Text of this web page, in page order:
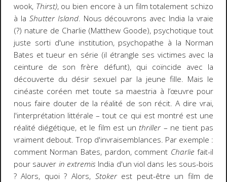
wook, Thirst), ou bien encore à un film totalement schizo
à la Shutter Island. Nous découvrons avec India la vraie
(?) nature de Charlie (Matthew Goode), psychotique tout
juste sorti d'une institution, psychopathe à la Norman
Bates et tueur en série (il étrangle ses victimes avec la
ceinture de son frère défunt), qui coïncide avec la
découverte du désir sexuel par la jeune fille. Mais le
cinéaste coréen met toute sa maestria à l’œuvre pour
nous faire douter de la réalité de son récit. A dire vrai,
l'interprétation littérale – tout ce qui est montré est une
réalité diégétique, et le film est unthriller– ne tient pas
vraiment debout. Trop d'invraisemblances. Par exemple :
comment Norman Bates, pardon, comment Charlie fait-il
pour sauver in extremis India d'un viol dans les sous-bois
? Alors, quoi ? Alors, Stoker est peut-être un film de